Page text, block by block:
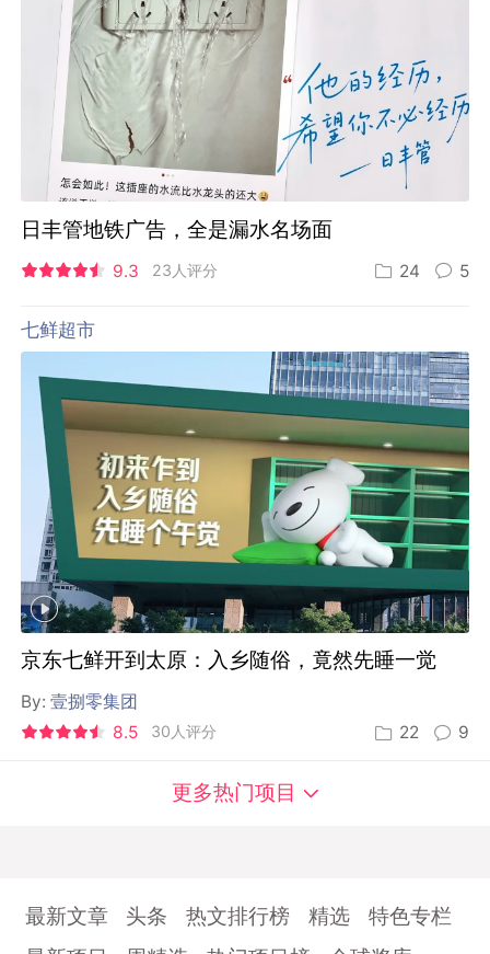
日丰管地铁广告，全是漏水名场面
9.3 23人评分 24 5
七鲜超市
京东七鲜开到太原：入乡随俗，竟然先睡一觉
By:壹捌零集团
8.5
30人评分 22 9
更多热门项目
最新文章 头条 热文排行榜 精选
特色专栏